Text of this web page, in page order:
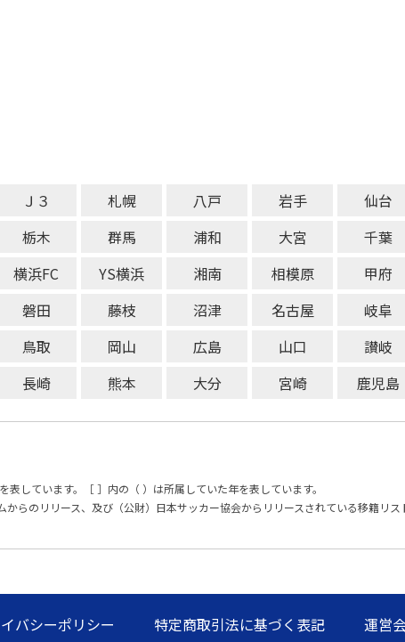
Ｊ３ 札幌 八戸 岩手 仙台
栃木 群馬 浦和 大宮 千葉
横浜FC YS横浜 湘南 相模原 甲府
磐田 藤枝 沼津 名古屋 岐阜
鳥取 岡山 広島 山口 讃岐
長崎 熊本 大分 宮崎 鹿児島
表しています。［ ］内の（ ）は所属していた年を表しています。
らのリリース、及び（公財）日本サッカー協会からリリースされている移籍リス
バシーポリシー 特定商取引法に基づく表記 運営